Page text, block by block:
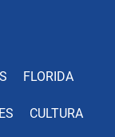
FLORIDA
CULTURA